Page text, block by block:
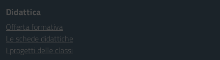
Didattica
Offerta formativa
Le schede didattiche
I progetti delle classi